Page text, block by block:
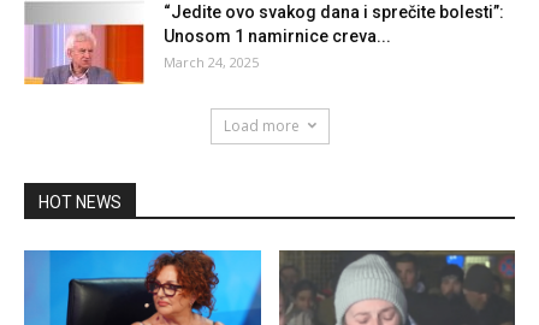
“Jedite ovo svakog dana i sprečite bolesti”:
Unosom 1 namirnice creva...
March 24, 2025
Load more
HOT NEWS